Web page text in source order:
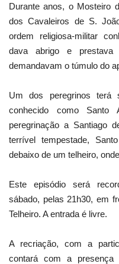
Durante anos, o Mosteiro
dos Cavaleiros de S.
ordem religiosa-militar
dava abrigo e prestava
demandavam o túmulo do
Um dos peregrinos terá
conhecido como Santo
peregrinação a Santiago
terrível tempestade,
debaixo de um telheiro,
Este episódio será
sábado, pelas 21h30, em
Telheiro. A entrada é livre.
A recriação, com a
contará com a